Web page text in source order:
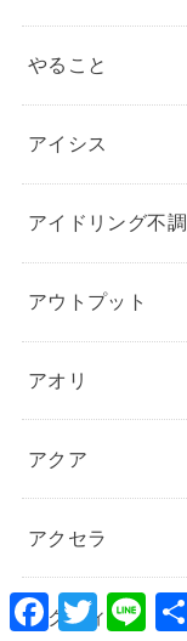
やること
アイシス
アイドリング不調
アウトプット
アオリ
アクア
アクセラ
アクティ
Facebook
TwitterLine